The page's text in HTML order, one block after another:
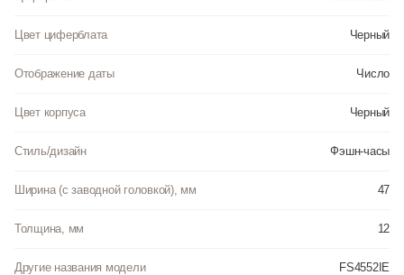
Цвет циферблата Черный
Отображение даты Число
Цвет корпуса Черный
Стиль/дизайн Фэшн-часы
Ширина (с заводной головкой), мм 47
Толщина, мм 12
Другие названия модели FS4552IE